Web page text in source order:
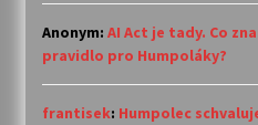
Anonym: AI Act je tady. Co
pravidlo pro Humpoláky?
frantisek: Humpolec